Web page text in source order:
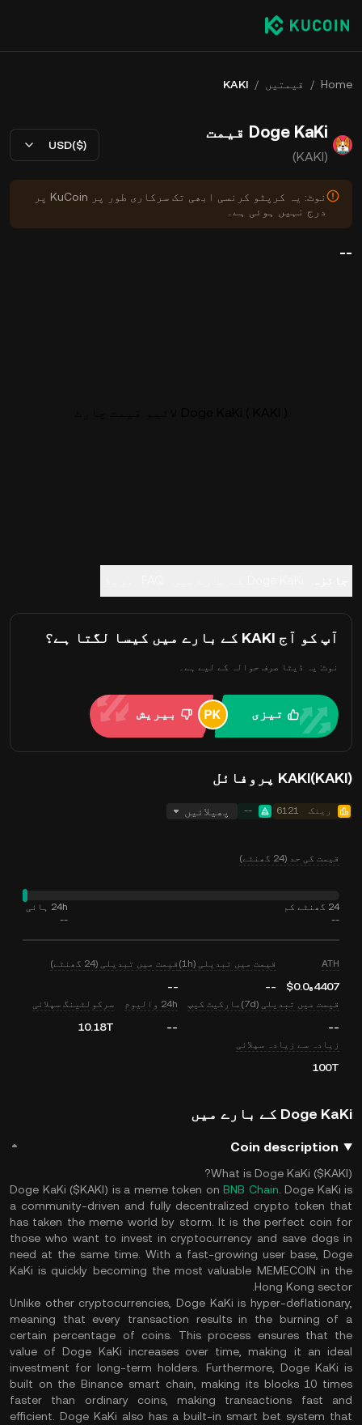
Home
/ قیمتیں /
KAKI
Doge KaKi قیمت
(KAKI)
USD($)
نوٹ: یہ کرپٹو کرنسی ابھی تک سرکاری طور پر KuCoin پر
درج نہیں ہوئی ہے۔
--
آپ کو آج KAKI کے بارے میں کیسا لگتا ہے؟
نوٹ: یہ ڈیٹا صرف حوالہ کے لیے ہے۔
تیزی بیریش
KAKI(KAKI) پروفائل
رینک 6121
-- پھیلائیں
قیمت کی حد (24 گھنٹے)
24 گھنٹے کم
--
24h ہائی
--
ATH
$0.0₆4407
قیمت میں تبدیلی (1h)
--
قیمت میں تبدیلی (24 گھنٹے)
--
قیمت میں تبدیلی (7d)
--
مارکیٹ کیپ 24h والیوم
--
سرکولٹینگ سپلائی
10.18T
زیادہ سے زیادہ سپلائی
100T
Doge KaKi کے بارے میں
Coin description
What is Doge KaKi ($KAKI)?
Doge KaKi ($KAKI) is a meme token on BNB Chain . Doge KaKi is
a community-driven and fully decentralized crypto token that
has taken the meme world by storm. It is the perfect coin for
those who want to invest in cryptocurrency and save dogs in
need at the same time. With a fast-growing user base, Doge
KaKi is quickly becoming the most valuable MEMECOIN in the
Hong Kong sector.
Unlike other cryptocurrencies, Doge KaKi is hyper-deflationary,
meaning that every transaction results in the burning of a
certain percentage of coins. This process ensures that the
value of Doge KaKi increases over time, making it an ideal
investment for long-term holders. Furthermore, Doge KaKi is
built on the Binance smart chain, making its blocks 10 times
faster than ordinary coins, making transactions fast and
efficient. Doge KaKi also has a built-in smart bet system that